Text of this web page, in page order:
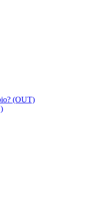
(OUT)